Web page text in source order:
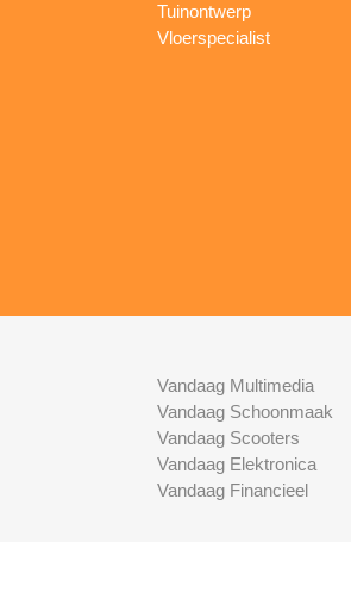
Tuinontwerp
Vloerspecialist
Vandaag Multimedia
Vandaag Schoonmaak
Vandaag Scooters
Vandaag Elektronica
Vandaag Financieel